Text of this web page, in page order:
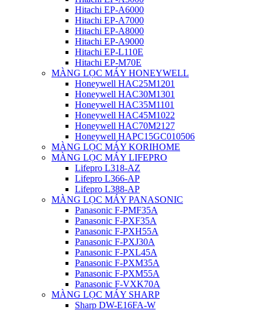
Hitachi EP-A6000
Hitachi EP-A7000
Hitachi EP-A8000
Hitachi EP-A9000
Hitachi EP-L110E
Hitachi EP-M70E
MÀNG LỌC MÁY HONEYWELL
Honeywell HAC25M1201
Honeywell HAC30M1301
Honeywell HAC35M1101
Honeywell HAC45M1022
Honeywell HAC70M2127
Honeywell HAPC15GC010506
MÀNG LỌC MÁY KORIHOME
MÀNG LỌC MÁY LIFEPRO
Lifepro L318-AZ
Lifepro L366-AP
Lifepro L388-AP
MÀNG LỌC MÁY PANASONIC
Panasonic F-PMF35A
Panasonic F-PXF35A
Panasonic F-PXH55A
Panasonic F-PXJ30A
Panasonic F-PXL45A
Panasonic F-PXM35A
Panasonic F-PXM55A
Panasonic F-VXK70A
MÀNG LỌC MÁY SHARP
Sharp DW-E16FA-W